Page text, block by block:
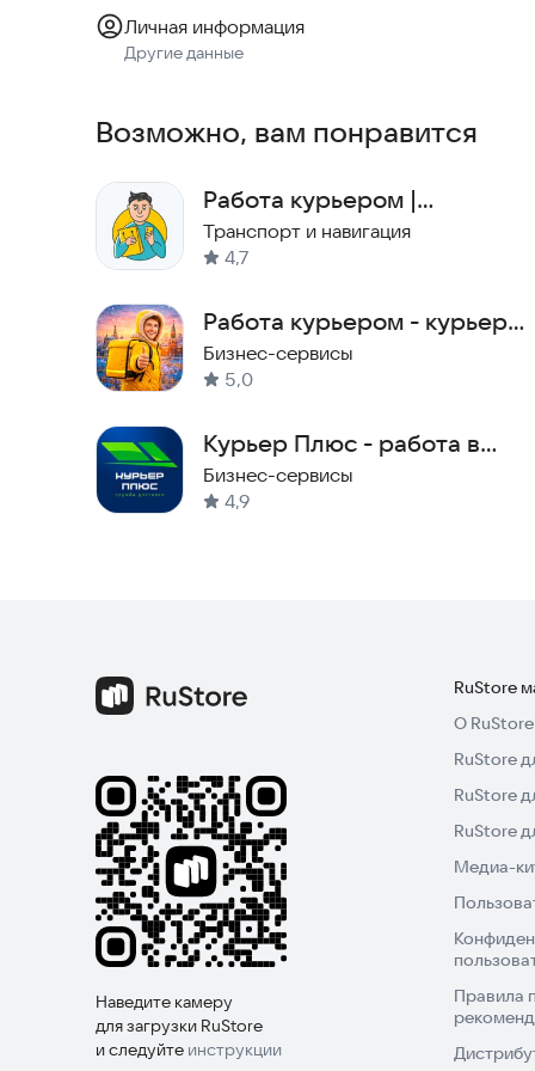
или вид на жительство);
Официальная регистрация на территории РФ;
Скачайте приложение прямо сейчас и начните
Личная информация
Другие данные
Возможно, вам понравится
Работа курьером |
Подработка | До Двери
Транспорт и навигация
4,7
Работа курьером - курьер
пеший и на своем авто
Бизнес-сервисы
5,0
Курьер Плюс - работа в
доставке
Бизнес-сервисы
4,9
Наведите камеру
для загрузки RuStore
и следуйте инструкции
RuStore
О RuStore
RuStore
RuStore
RuStore
Медиа-
Правила